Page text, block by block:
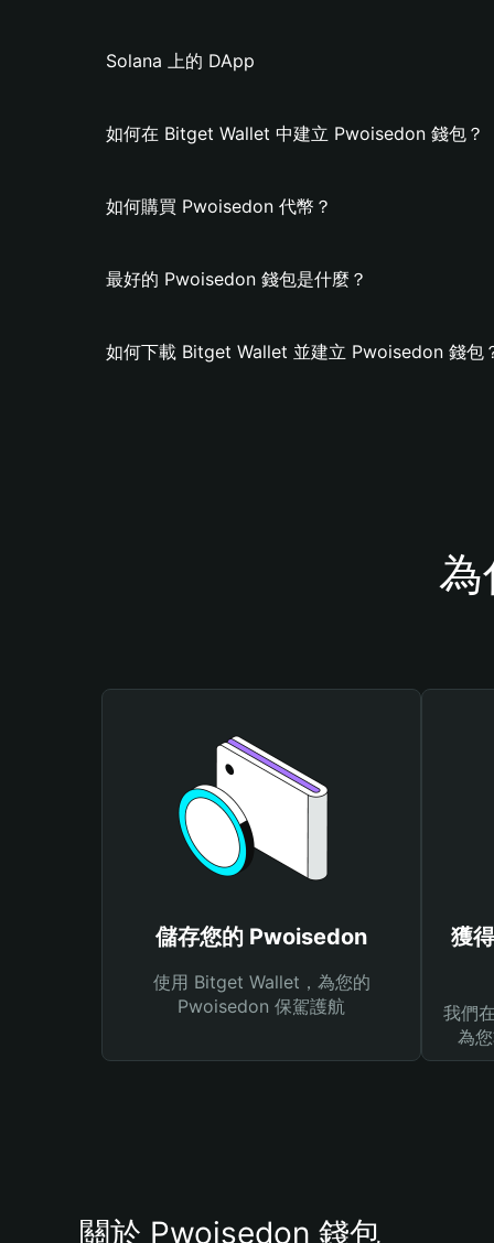
Solana 上的 DApp
如何在 Bitget Wallet 中建立 Pwoisedon 錢包？
如何購買 Pwoisedon 代幣？
最好的 Pwoisedon 錢包是什麼？
如何下載 Bitget Wallet 並建立 Pwoisedon 錢包
儲存您的 Pwoisedon
使用 Bitget Wallet，為您的
Pwoisedon 保駕護航
獲
我們
為
關於 Pwoisedon 錢包